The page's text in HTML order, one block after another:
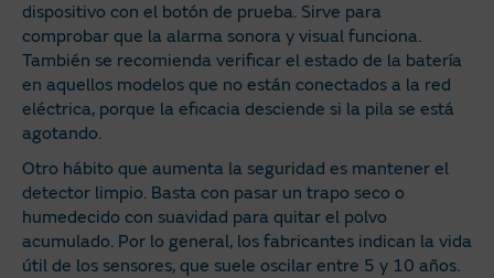
dispositivo con el botón de prueba. Sirve para
comprobar que la alarma sonora y visual funciona.
También se recomienda verificar el estado de la batería
en aquellos modelos que no están conectados a la red
eléctrica, porque la eficacia desciende si la pila se está
agotando.
Otro hábito que aumenta la seguridad es mantener el
detector limpio. Basta con pasar un trapo seco o
humedecido con suavidad para quitar el polvo
acumulado. Por lo general, los fabricantes indican la vida
útil de los sensores, que suele oscilar entre 5 y 10 años.